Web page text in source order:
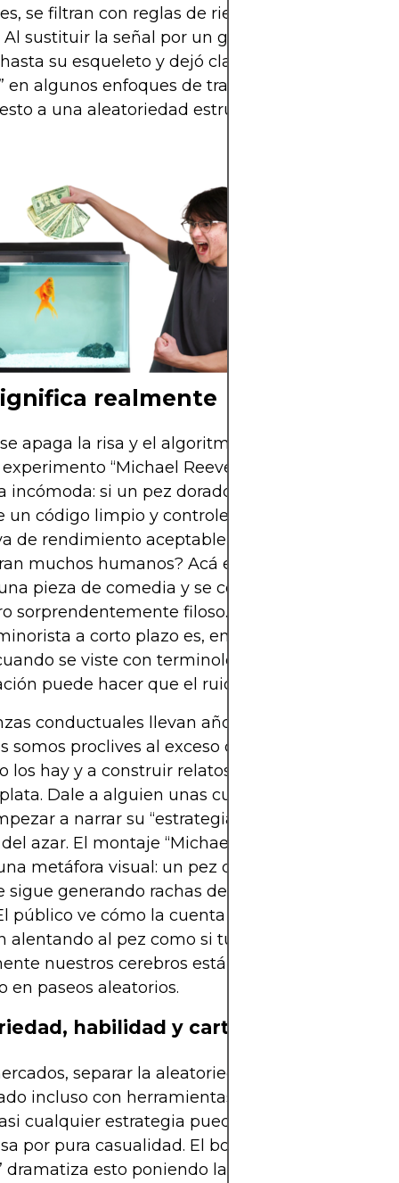
se filtran con reglas de riesgo y se traducen en
Al sustituir la señal por un goldfish, Reeves
su esqueleto y dejó claro cuánto de la
en algunos enfoques de trading puede ser solo
a una aleatoriedad estructurada.
realmente
apaga la risa y el algoritmo deja de
“Michael Reeves goldfish” deja una
incómoda: si un pez dorado aleatorio,
un código limpio y controles de riesgo, puede
de rendimiento aceptable, ¿qué dice eso de la
muchos humanos? Acá es donde el proyecto
pieza de comedia y se convierte en un
sorprendentemente filoso. Señala hasta qué
a corto plazo es, en la práctica, casi
se viste con terminología técnica, y cómo
puede hacer que el ruido parezca señal.
conductuales llevan años mostrando que los
somos proclives al exceso de confianza, a ver
los hay y a construir relatos, especialmente
Dale a alguien unas cuantas operaciones
a narrar su “estrategia”, aunque su timing
azar. El montaje “Michael Reeves goldfish”
metáfora visual: un pez que nada sin
sigue generando rachas de velas verdes y rojas
público ve cómo la cuenta cae y se recupera, y
alentando al pez como si tuviera intención. No
nuestros cerebros están cableados para ver
en paseos aleatorios.
habilidad y carteras meme
separar la aleatoriedad de la habilidad
incluso con herramientas profesionales. En
cualquier estrategia puede parecer brillante o
por pura casualidad. El bot del “Michael
dramatiza esto poniendo la fuente de la